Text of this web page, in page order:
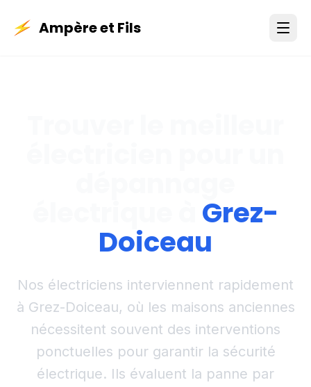
Ampère et Fils
Grez-
Doiceau
Nos électriciens interviennent rapidement
à Grez-Doiceau, où les maisons anciennes
nécessitent souvent des interventions
ponctuelles pour garantir la sécurité
électrique. Ils évaluent la panne par